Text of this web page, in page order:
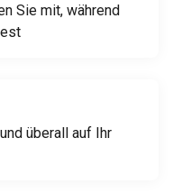
Sie mit, während
überall auf Ihr